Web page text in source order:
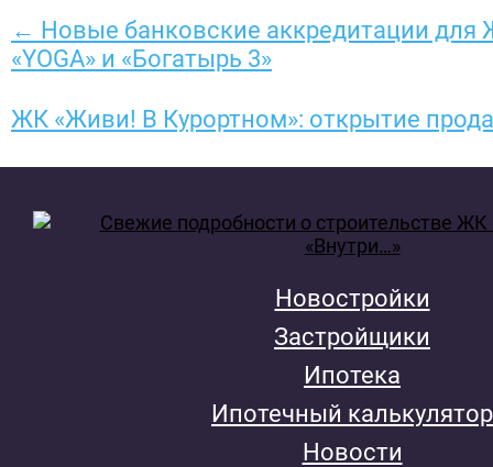
← Новые банковские аккредитации для
«YOGA» и «Богатырь 3»
ЖК «Живи! В Курортном»: открытие
Новостройки
Застройщики
Ипотека
Ипотечный калькулятор
Новости